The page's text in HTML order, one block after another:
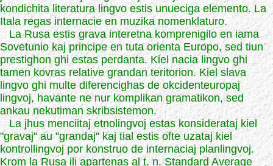
kondichita literatura lingvo estis unueciga elemento. La
Itala regas internacie en muzika nomenklaturo.
La Rusa estis grava interetna komprenigilo en iama
Sovetunio kaj principe en tuta orienta Europo, sed tiun
prestighon ghi estas perdanta. Kiel nacia lingvo ghi
tamen kovras relative grandan teritorion. Kiel slava
lingvo ghi multe diferencighas de okcidenteuropaj
lingvoj, havante ne nur komplikan gramatikon, sed
ankau nekutiman skribsistemon.
La jhus menciitaj etnolingvoj estas konsiderataj kiel
"gravaj" au "grandaj" kaj tial estis ofte uzataj kiel
kontrollingvoj por konstruo de internaciaj planlingvoj.
Krom la Rusa ili apartenas al t. n. Standard Average